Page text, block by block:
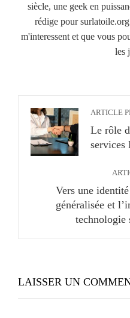
siècle, une geek en
rédige pour
m'interessent et que vous
les
ARTICLE
Le rôle
services
Vers une
généralisée et
technologie
LAISSER UN